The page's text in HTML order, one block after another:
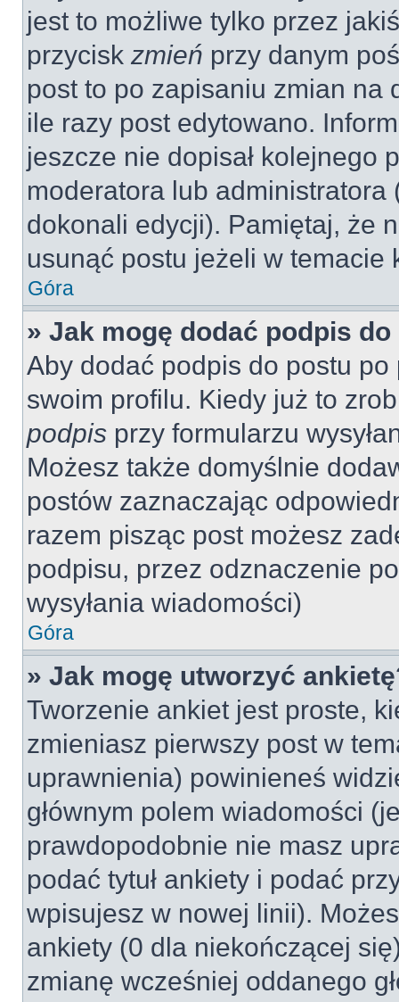
jest to możliwe tylko przez
przycisk zmień przy danym
post to po zapisaniu zmian na
ile razy post edytowano.
jeszcze nie dopisał kolejnego
moderatora lub
dokonali edycji). Pamiętaj, że
usunąć postu jeżeli w temacie
Góra
» Jak mogę dodać podpis
Aby dodać podpis do postu
swoim profilu. Kiedy już to
podpis przy formularzu
Możesz także domyślnie
postów zaznaczając
razem pisząc post możesz
podpisu, przez odznaczenie
wysyłania wiadomości)
Góra
» Jak mogę utworzyć
Tworzenie ankiet jest proste,
zmieniasz pierwszy post w
uprawnienia) powinieneś
głównym polem wiadomości
prawdopodobnie nie masz
podać tytuł ankiety i podać
wpisujesz w nowej linii).
ankiety (0 dla niekończącej
zmianę wcześniej oddanego